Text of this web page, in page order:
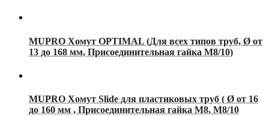
MUPRO Хомут OPTIMAL (Для всех типов труб, Ø от
13 до 168 мм, Присоединительная гайка М8/10)
MUPRO Хомут Slide для пластиковых труб ( Ø от 16
до 160 мм , Присоединительная гайка М8, М8/10